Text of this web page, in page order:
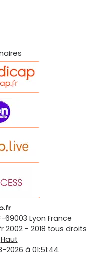
69003 Lyon France
2002 - 2018 tous droits
Haut
à 01:51:44.